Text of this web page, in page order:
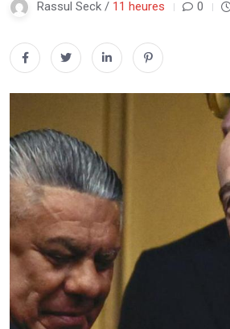
Rassul Seck / 11 heures 0